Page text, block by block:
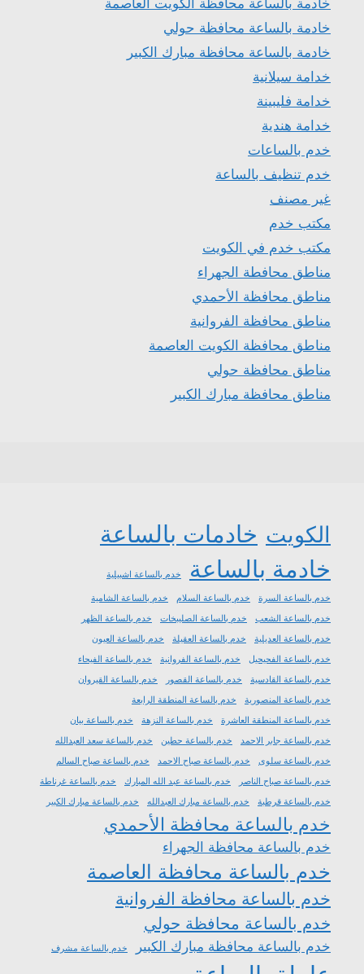
خادمة بالساعة محافظة حولي
خادمة بالساعة محافظة مبارك الكبير
خدامة سيلانية
خدامة فليبينة
خدامة هندية
خدم بالساعات
خدم تنظيف بالساعة
غير مصنف
مكتب خدم
مكتب خدم في الكويت
مناطق محافطة الجهراء
مناطق محافظة الأحمدي
مناطق محافظة الفروانية
مناطق محافظة الكويت العاصمة
مناطق محافظة حولي
مناطق محافظة مبارك الكبير
الكويت خادمات بالساعة
خادمة بالساعة
خدم بالساعة اشبيلية
خدم بالساعة السرة خدم بالساعة السلام
خدم بالساعة الشامية
خدم بالساعة الشعب
خدم بالساعة الصليبخات
خدم بالساعة الظهر
خدم بالساعة العديلية
خدم بالساعة العقيلة
خدم بالساعة العيون
خدم بالساعة الفحيحيل
خدم بالساعة الفروانية
خدم بالساعة الفيحاء
خدم بالساعة القادسية
خدم بالساعة القصور
خدم بالساعة القيروان
خدم بالساعة المنصورية
خدم بالساعة المنطقة الرابعة
خدم بالساعة المنطقة العاشرة
خدم بالساعة النزهة
خدم بالساعة بيان
خدم بالساعة جابر الاحمد
خدم بالساعة حطين
خدم بالساعة سعد العبدالله
خدم بالساعة سلوى
خدم بالساعة صباح الاحمد
خدم بالساعة صباح السالم
خدم بالساعة صباح الناصر
خدم بالساعة عبد الله المبارك
خدم بالساعة غرناطة
خدم بالساعة قرطبة
خدم بالساعة مبارك العبدالله خدم بالساعة مبارك الكبير
خدم بالساعة محافظة الأحمدي
خدم بالساعة محافظة الجهراء
خدم بالساعة محافظة العاصمة
خدم بالساعة محافظة الفروانية
خدم بالساعة محافظة حولي
خدم بالساعة محافظة مبارك الكبير خدم بالساعة مشرف